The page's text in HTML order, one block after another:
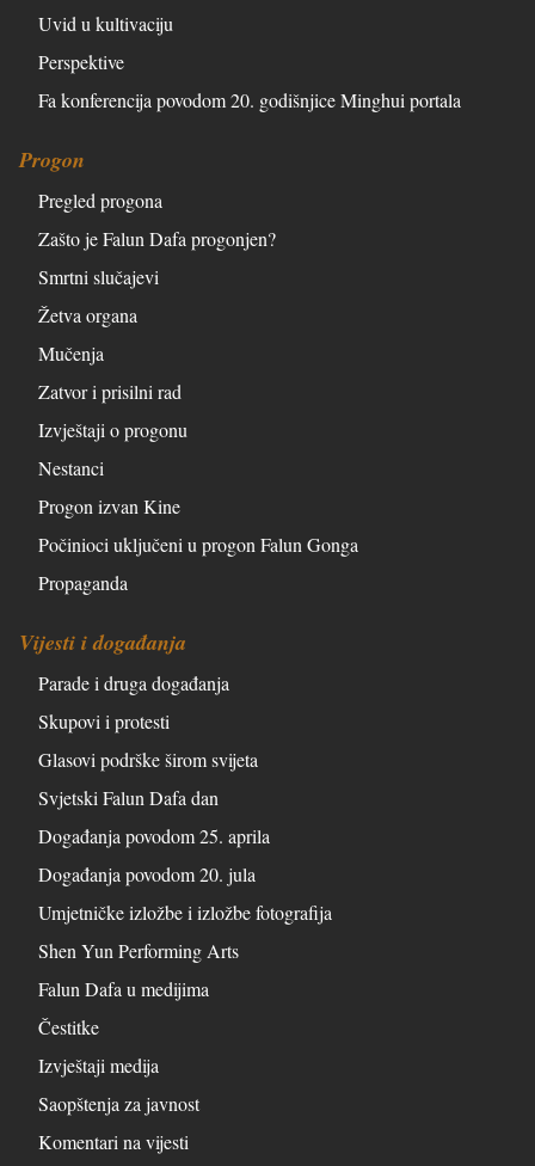
Uvid u kultivaciju
Perspektive
Fa konferencija povodom 20. godišnjice Minghui portala
Progon
Pregled progona
Zašto je Falun Dafa progonjen?
Smrtni slučajevi
Žetva organa
Mučenja
Zatvor i prisilni rad
Izvještaji o progonu
Nestanci
Progon izvan Kine
Počinioci uključeni u progon Falun Gonga
Propaganda
Vijesti i događanja
Parade i druga događanja
Skupovi i protesti
Glasovi podrške širom svijeta
Svjetski Falun Dafa dan
Događanja povodom 25. aprila
Događanja povodom 20. jula
Umjetničke izložbe i izložbe fotografija
Shen Yun Performing Arts
Falun Dafa u medijima
Čestitke
Izvještaji medija
Saopštenja za javnost
Komentari na vijesti